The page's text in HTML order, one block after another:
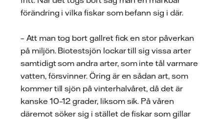
förändring i vilka fiskar som befann sig i där.
– Att man tog bort gallret fick en stor påverkan
på miljön. Biotestsjön lockar till sig vissa arter
samtidigt som andra arter, som inte tål varmare
vatten, försvinner. Öring är en sådan art, som
kommer till sjön på vinterhalvåret, då det är
kanske 10–12 grader, liksom sik. På våren
däremot söker sig i stället de fiskar som gillar